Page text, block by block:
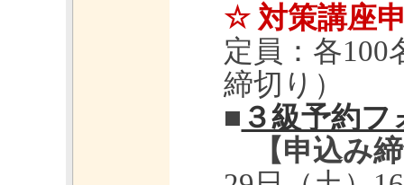
☆ 対策講座
定員：各100
締切り）
■ ３級予約フ
【申込み